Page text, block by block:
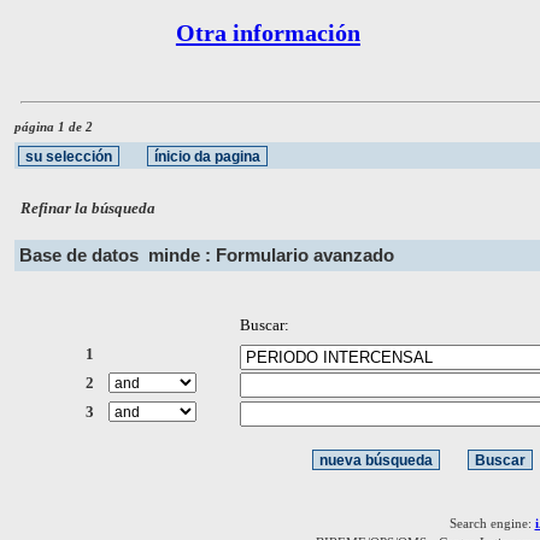
Otra información
página 1 de 2
Refinar la búsqueda
Base de datos minde : Formulario avanzado
Buscar:
1
2
3
Search engine: